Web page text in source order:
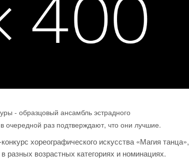
- образцовый ансамбль эстрадного
в очередной раз подтверждают, что они лучшие.
хореографического искусства «Магия танца»,
возрастных категориях и номинациях.